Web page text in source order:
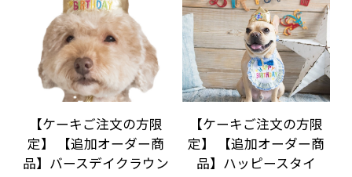
【ケーキご注文の方限
定】 【追加オーダー商
品】バースデイクラウン
【ケーキご注文の方限
定】 【追加オーダー商
品】ハッピースタイ